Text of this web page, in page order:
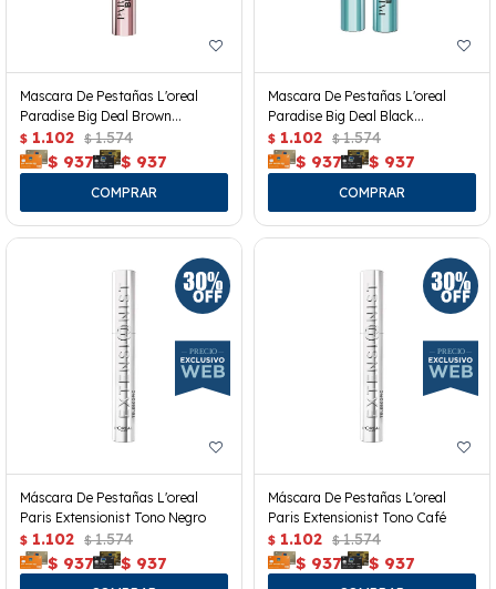
Mascara De Pestañas L'oreal
Paradise Big Deal Brown
Washeable
$ 1.102 $ 1.574
$ 937 $ 937
Mascara De Pestañas L'oreal
Paradise Big Deal Black
Waterproof
$ 1.102 $ 1.574
$ 937 $ 937
Máscara De Pestañas L'oreal
Paris Extensionist Tono Negro
$ 1.102 $ 1.574
$ 937 $ 937
Máscara De Pestañas L'oreal
Paris Extensionist Tono Café
$ 1.102 $ 1.574
$ 937 $ 937